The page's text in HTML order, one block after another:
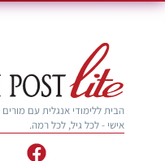
הבית ללימודי אנגלית עם
אישי - לכל גיל, לכל רמה.